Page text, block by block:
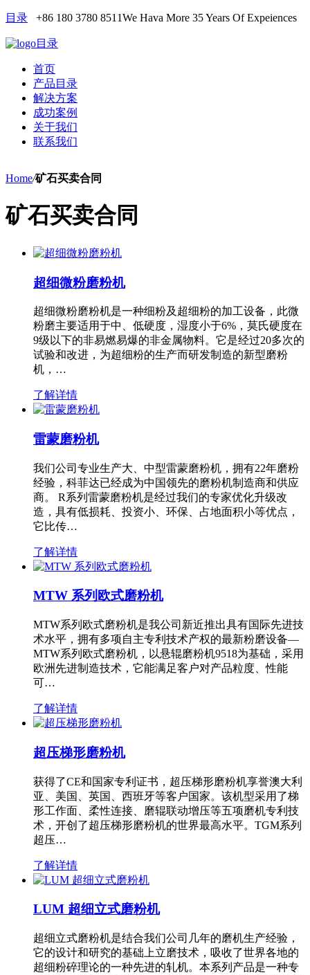
目录 +86 180 3780 8511We Hava More 35 Years Of Expeiences
目录
首页
产品目录
解决方案
成功案例
关于我们
联系我们
Home/矿石买卖合同
矿石买卖合同
超细微粉磨粉机
超细微粉磨粉机是一种细粉及超细粉的加工设备，此微
粉磨主要适用于中、低硬度，湿度小于6%，莫氏硬度在
9级以下的非易燃易爆的非金属物料。它是经过20多次的
试验和改进，为超细粉的生产而研发制造的新型磨粉
机，…
了解详情
雷蒙磨粉机
我们公司专业生产大、中型雷蒙磨粉机，拥有22年磨粉
经验，科菲达已经成为中国领先的磨粉机制造商和供应
商。 R系列雷蒙磨粉机是经过我们的专家优化升级改
造，具有低损耗、投资小、环保、占地面积小等优点，
它比传…
了解详情
MTW 系列欧式磨粉机
MTW系列欧式磨粉机是我公司新近推出具有国际先进技
术水平，拥有多项自主专利技术产权的最新粉磨设备—
MTW系列欧式磨粉机，以悬辊磨粉机9518为基础，采用
欧洲先进制造技术，它能满足客户对产品粒度、性能
可…
了解详情
超压梯形磨粉机
获得了CE和国家专利证书，超压梯形磨粉机享誉澳大利
亚、美国、英国、西班牙等客户国家。该机型采用了梯
形工作面、柔性连接、磨辊联动增压等五项磨机专利技
术，开创了超压梯形磨粉机的世界最高水平。TGM系列
超压…
了解详情
LUM 超细立式磨粉机
超细立式磨粉机是结合我们公司几年的磨机生产经验，
它的设计和研究的基础上立磨技术，吸收了世界各地的
超细粉碎理论的一种先进的轧机。本系列产品是一种专